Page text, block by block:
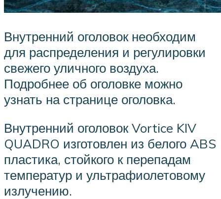
Внутренний оголовок необходим
для распределения и регулировки
свежего уличного воздуха.
Подробнее об оголовке можно
узнать на странице оголовка.
Внутренний оголовок Vortice KIV
QUADRO изготовлен из белого ABS
пластика, стойкого к перепадам
температур и ультрафиолетовому
излучению.